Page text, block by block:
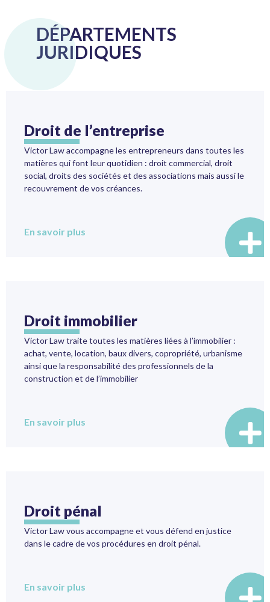
DÉPARTEMENTS
JURIDIQUES
Droit de l’entreprise
Victor Law accompagne les entrepreneurs dans toutes les
matières qui font leur quotidien : droit commercial, droit
social, droits des sociétés et des associations mais aussi le
recouvrement de vos créances.
En savoir plus
Droit immobilier
Victor Law traite toutes les matières liées à l’immobilier :
achat, vente, location, baux divers, copropriété, urbanisme
ainsi que la responsabilité des professionnels de la
construction et de l’immobilier
En savoir plus
Droit pénal
Victor Law vous accompagne et vous défend en justice
dans le cadre de vos procédures en droit pénal.
En savoir plus